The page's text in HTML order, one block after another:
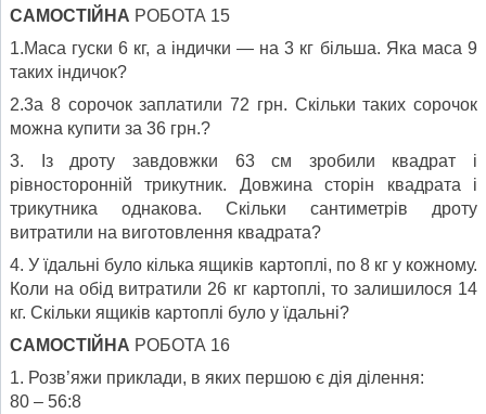
САМОСТІЙНА РОБОТА 15
1.Маса гуски 6 кг, а індички — на 3 кг більша. Яка маса 9
таких індичок?
2.3а 8 сорочок заплатили 72 грн. Скільки таких сорочок
можна купити за 36 грн.?
3. Із дроту завдовжки 63 см зробили квадрат і
рівносторонній трикутник. Довжина сторін квадрата і
трикутника однакова. Скільки сантиметрів дроту
витратили на виготовлення квадрата?
4. У їдальні було кілька ящиків картоплі, по 8 кг у кожному.
Коли на обід витратили 26 кг картоплі, то залишилося 14
кг. Скільки ящиків картоплі було у їдальні?
САМОСТІЙНА РОБОТА 16
1. Розв’яжи приклади, в яких першою є дія ділення:
80 – 56:8